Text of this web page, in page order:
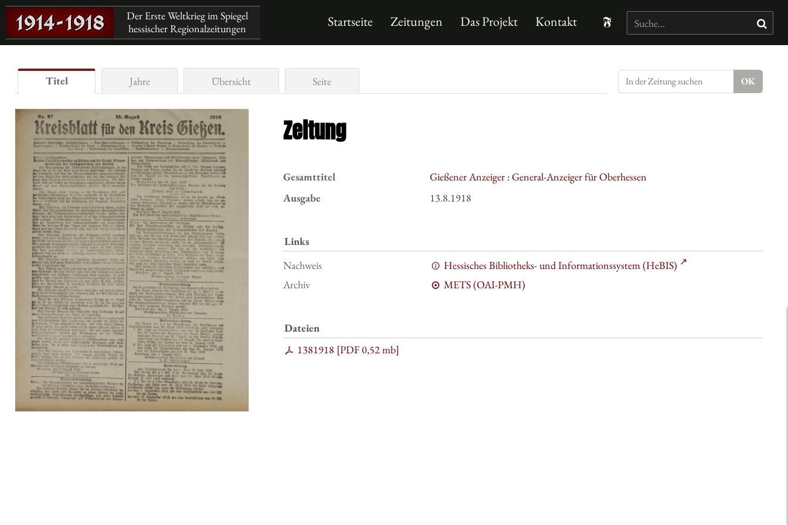
Der Erste Weltkrieg im Spiegel
hessischer Regionalzeitungen
Startseite Zeitungen Das Projekt Kontakt
Titel Jahre Übersicht Seite
Zeitung
Gesamttitel
Gießener Anzeiger : General-Anzeiger für Oberhessen
Ausgabe
13.8.1918
Links
Nachweis
Hessisches Bibliotheks- und Informationssystem (HeBIS)
Archiv
METS (OAI-PMH)
Dateien
1381918 [PDF0,52 mb]